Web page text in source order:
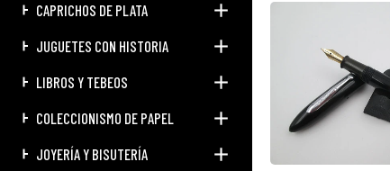
CAPRICHOS DE PLATA
JUGUETES CON HISTORIA
LIBROS Y TEBEOS
COLECCIONISMO DE PAPEL
JOYERÍA Y BISUTERÍA